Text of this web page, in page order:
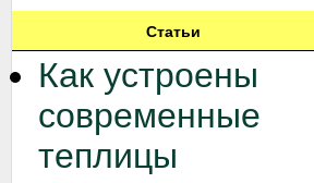
Статьи
Как устроены
современные
теплицы